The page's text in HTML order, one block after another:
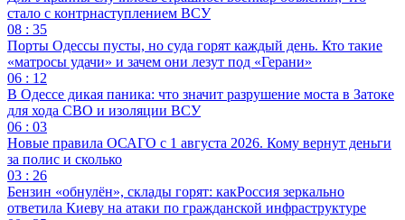
стало с контрнаступлением ВСУ
08 : 35
Порты Одессы пусты, но суда горят каждый день. Кто такие
«матросы удачи» и зачем они лезут под «Герани»
06 : 12
В Одессе дикая паника: что значит разрушение моста в Затоке
для хода СВО и изоляции ВСУ
06 : 03
Новые правила ОСАГО с 1 августа 2026. Кому вернут деньги
за полис и сколько
03 : 26
Бензин «обнулён», склады горят: какРоссия зеркально
ответила Киеву на атаки по гражданской инфраструктуре